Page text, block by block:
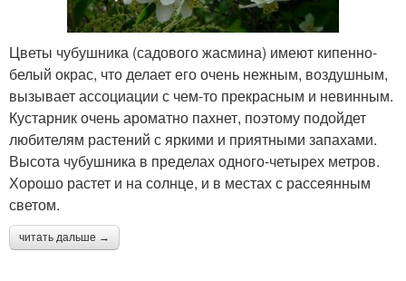
Цветы чубушника (садового жасмина) имеют кипенно-
белый окрас, что делает его очень нежным, воздушным,
вызывает ассоциации с чем-то прекрасным и невинным.
Кустарник очень ароматно пахнет, поэтому подойдет
любителям растений с яркими и приятными запахами.
Высота чубушника в пределах одного-четырех метров.
Хорошо растет и на солнце, и в местах с рассеянным
светом.
читать дальше →